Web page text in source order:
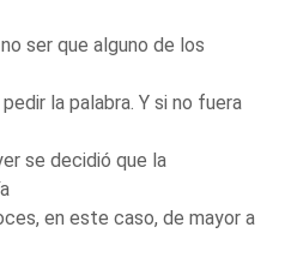
ser que alguno de los
la palabra. Y si no fuera
se decidió que la
en este caso, de mayor a